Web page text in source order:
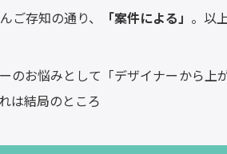
ご存知の通り、 「案件による」 。以
のお悩みとして「デザイナーから上
は結局のところ